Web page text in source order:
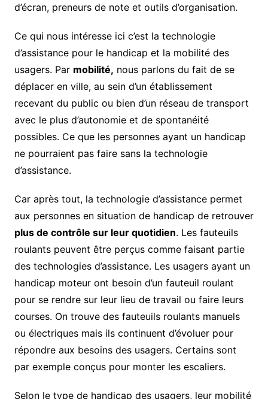
d’écran, preneurs de note et outils d’organisation.
Ce qui nous intéresse ici c’est la technologie
d’assistance pour le handicap et la mobilité des
usagers. Par mobilité, nous parlons du fait de se
déplacer en ville, au sein d’un établissement
recevant du public ou bien d’un réseau de transport
avec le plus d’autonomie et de spontanéité
possibles. Ce que les personnes ayant un handicap
ne pourraient pas faire sans la technologie
d’assistance.
Car après tout, la technologie d’assistance permet
aux personnes en situation de handicap de retrouver
plus de contrôle sur leur quotidien. Les fauteuils
roulants peuvent être perçus comme faisant partie
des technologies d’assistance. Les usagers ayant un
handicap moteur ont besoin d’un fauteuil roulant
pour se rendre sur leur lieu de travail ou faire leurs
courses. On trouve des fauteuils roulants manuels
ou électriques mais ils continuent d’évoluer pour
répondre aux besoins des usagers. Certains sont
par exemple conçus pour monter les escaliers.
Selon le type de handicap des usagers, leur mobilité